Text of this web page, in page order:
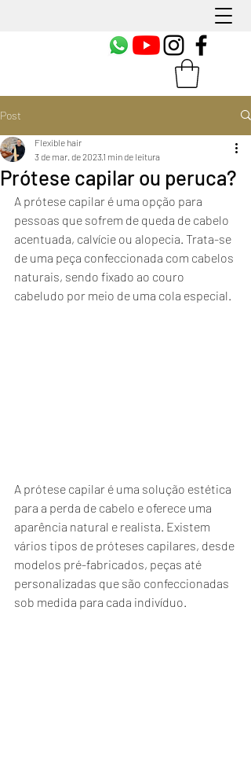
Post
Prótese capilar ou peruca?
Flexible hair
3 de mar. de 2023 1 min de leitura
A prótese capilar é uma opção para
pessoas que sofrem de queda de cabelo
acentuada, calvície ou alopecia. Trata-se
de uma peça confeccionada com cabelos
naturais, sendo fixado ao couro
cabeludo por meio de uma cola especial.
A prótese capilar é uma solução estética
para a perda de cabelo e oferece uma
aparência natural e realista. Existem
vários tipos de próteses capilares, desde
modelos pré-fabricados, peças até
personalizadas que são confeccionadas
sob medida para cada indivíduo.